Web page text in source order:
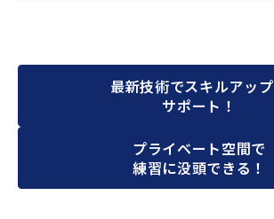
最新技術でスキルアッ
サポート！
プライベート空間で
練習に没頭できる！